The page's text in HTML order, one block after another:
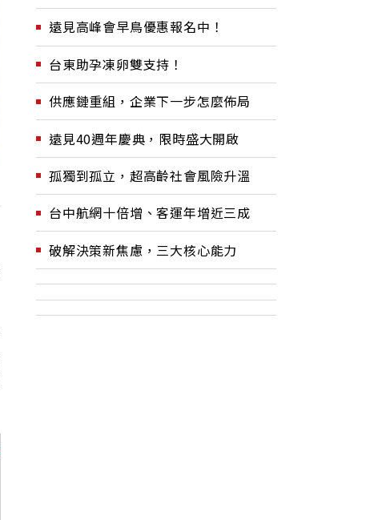
遠見高峰會早鳥優惠報名中！
台東助孕凍卵雙支持！
供應鏈重組，企業下一步怎麼佈局
遠見40週年慶典，限時盛大開啟
孤獨到孤立，超高齡社會風險升溫
台中航網十倍增、客運年增近三成
破解決策新焦慮，三大核心能力